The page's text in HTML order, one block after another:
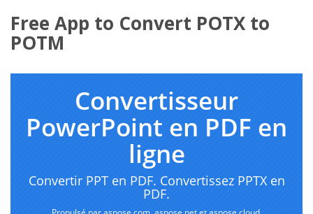
Free App to Convert POTX to
POTM